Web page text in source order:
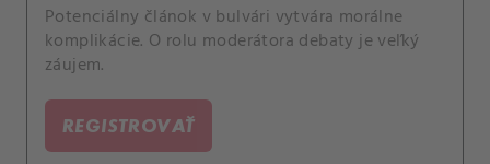
Potenciálny článok v bulvári vytvára morálne
komplikácie. O rolu moderátora debaty je veľký
záujem.
REGISTROVAŤ